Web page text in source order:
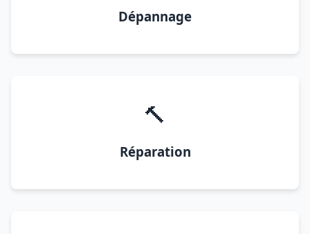
Dépannage
🔨
Réparation